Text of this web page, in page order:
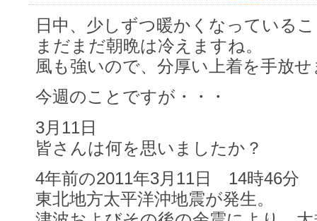
日中、少しずつ暖かくなっている
まだまだ朝晩は冷えますね。
風も強いので、分厚い上着を手放
今週のことですが・・・
3月11日
皆さんは何を思いましたか？
4年前の2011年3月11日 14時46分
東北地方太平洋沖地震が発生。